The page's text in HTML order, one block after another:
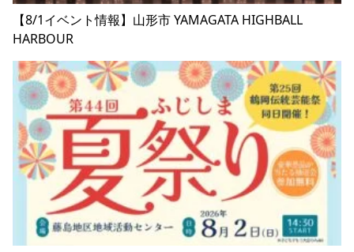
【8/1イベント情報】山形市 YAMAGATA HIGHBALL
HARBOUR